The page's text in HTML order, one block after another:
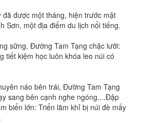
đã được một tháng, hiện trước mặt
Sơn, một địa điểm du lịch nổi tiếng.
sững, Đường Tam Tạng chặc lưỡi:
tiết kiệm học luôn khóa leo núi có
náo bên trái, Đường Tam Tạng
sang bên cạnh nghe ngóng....Đập
biển lớn: Triển lãm khỉ bị núi đè mấy